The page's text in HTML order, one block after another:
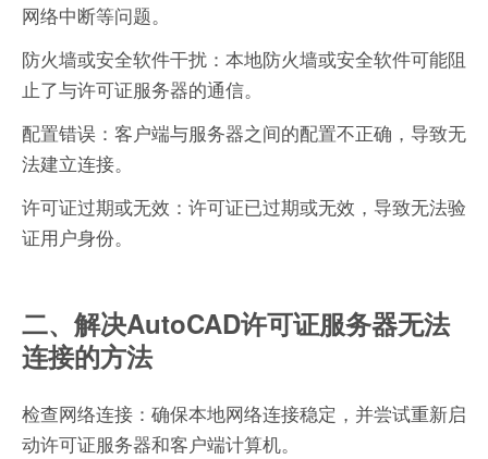
网络中断等问题。
防火墙或安全软件干扰：本地防火墙或安全软件可能阻
止了与许可证服务器的通信。
配置错误：客户端与服务器之间的配置不正确，导致无
法建立连接。
许可证过期或无效：许可证已过期或无效，导致无法验
证用户身份。
二、解决AutoCAD许可证服务器无法
连接的方法
检查网络连接：确保本地网络连接稳定，并尝试重新启
动许可证服务器和客户端计算机。